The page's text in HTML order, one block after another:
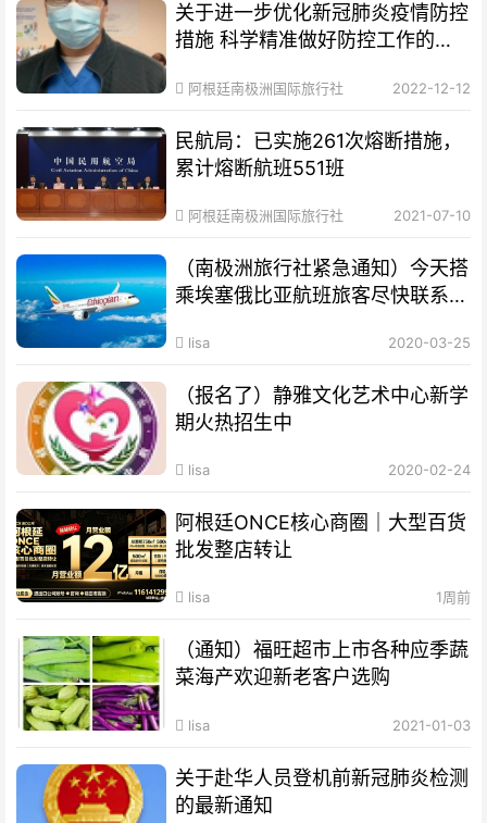
关于进一步优化新冠肺炎疫情防控
措施 科学精准做好防控工作的通
阿根廷南极洲国际旅行社 2022-12-12
民航局：已实施261次熔断措施，
累计熔断航班551班
阿根廷南极洲国际旅行社 2021-07-10
（南极洲旅行社紧急通知）今天搭
乘埃塞俄比亚航班旅客尽快联系旅
lisa 2020-03-25
（报名了）静雅文化艺术中心新学
期火热招生中
lisa 2020-02-24
阿根廷ONCE核心商圈｜大型百货
批发整店转让
lisa 1周前
（通知）福旺超市上市各种应季蔬
菜海产欢迎新老客户选购
lisa 2021-01-03
关于赴华人员登机前新冠肺炎检测
的最新通知